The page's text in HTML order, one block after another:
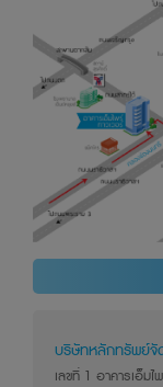
บริษัทหลักทรัพย์จั
เลขที่ 1 อาคารเอ็ม
ลงทุนดังกล่
กำกับและดูแ
ข้อมูลต่างๆ
พยายามในก
ที่มีความน่า
ที่สุดเท่าที่จะ
รวมถึงพนัก
ความถูกต้อ
กล่าวได้ ทั้
จากสาเหตุอื่
เว็บไซต์นี้ เ
ดุลยพินิจใน
ลิขสิทธิ์ในภา